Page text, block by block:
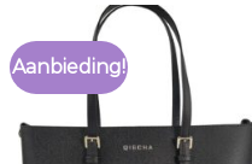
Aanbieding!